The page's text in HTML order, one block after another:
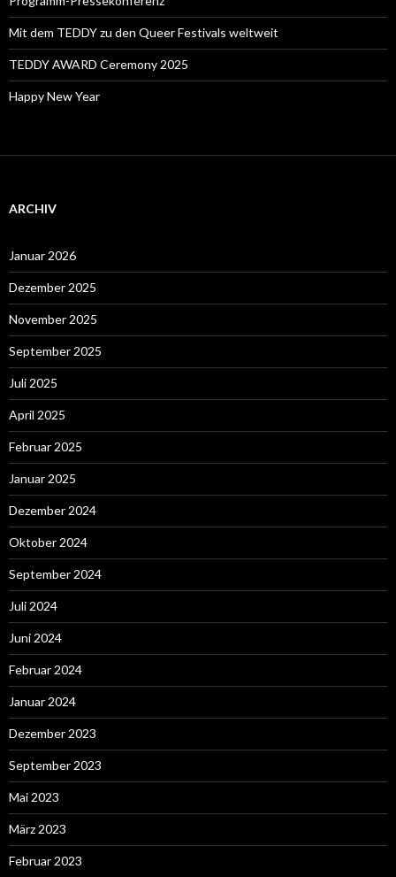
Mit dem TEDDY zu den Queer Festivals weltweit
TEDDY AWARD Ceremony 2025
Happy New Year
ARCHIV
Januar 2026
Dezember 2025
November 2025
September 2025
Juli 2025
April 2025
Februar 2025
Januar 2025
Dezember 2024
Oktober 2024
September 2024
Juli 2024
Juni 2024
Februar 2024
Januar 2024
Dezember 2023
September 2023
Mai 2023
März 2023
Februar 2023